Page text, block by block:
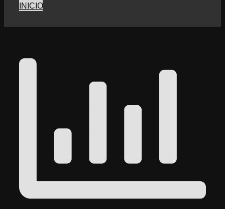
INICIO